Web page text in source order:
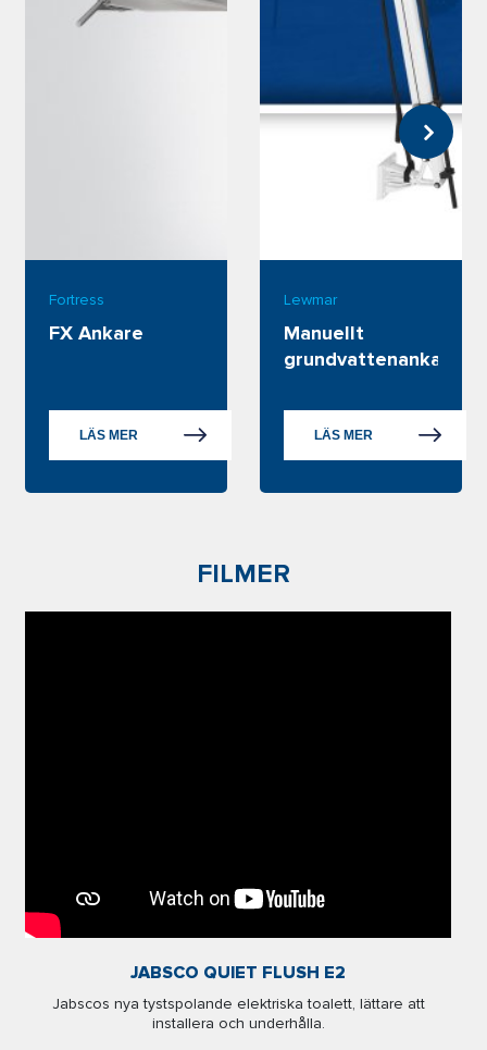
Fortress
FX Ankare
LÄS MER
Lewmar
Manuellt
grundvattenankare
LÄS MER
FILMER
JABSCO QUIET FLUSH E2
Jabscos nya tystspolande elektriska toalett, lättare att
installera och underhålla.